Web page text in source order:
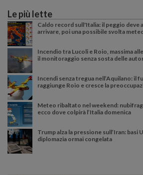
Le più lette
Caldo record sull'Italia: il peggio deve
arrivare, poi una possibile svolta
Incendio tra Lucoli e Roio, massima
il monitoraggio senza sosta delle
Incendi senza tregua nell’Aquilano: il
raggiunge Roio e cresce la
Meteo ribaltato nel weekend:
ecco dove colpirà l’Italia domenica
Trump alza la pressione sull’Iran: basi
diplomazia ormai congelata